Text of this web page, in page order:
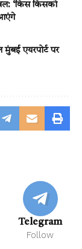
‘किस किसको
आएंगे
एयरपोर्ट पर
Telegram
Follow